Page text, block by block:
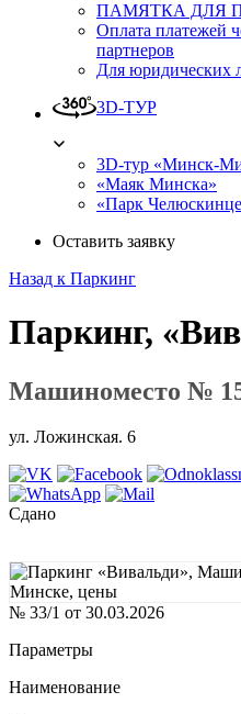
ПАМЯТКА ДЛЯ
Оплата платежей
партнеров
Для юридических
3D-ТУР
3D-тур «Минск-
«Маяк Минска»
«Парк
Оставить заявку
Назад к Паркинг
Паркинг,
Машиноместо №
ул. Ложинская. 6
Сдано
№ 33/1 от 30.03.2026
Параметры
Наименование